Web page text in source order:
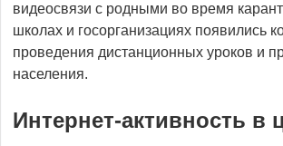
видеосвязи с родными во время
школах и госорганизациях появились
проведения дистанционных уроков и
населения.
Интернет-активность в